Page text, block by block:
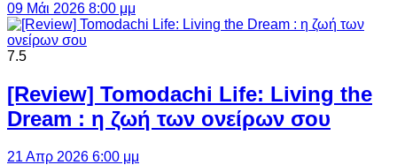
09 Μάι 2026 8:00 μμ
7.5
[Review] Tomodachi Life: Living the
Dream : η ζωή των ονείρων σου
21 Απρ 2026 6:00 μμ